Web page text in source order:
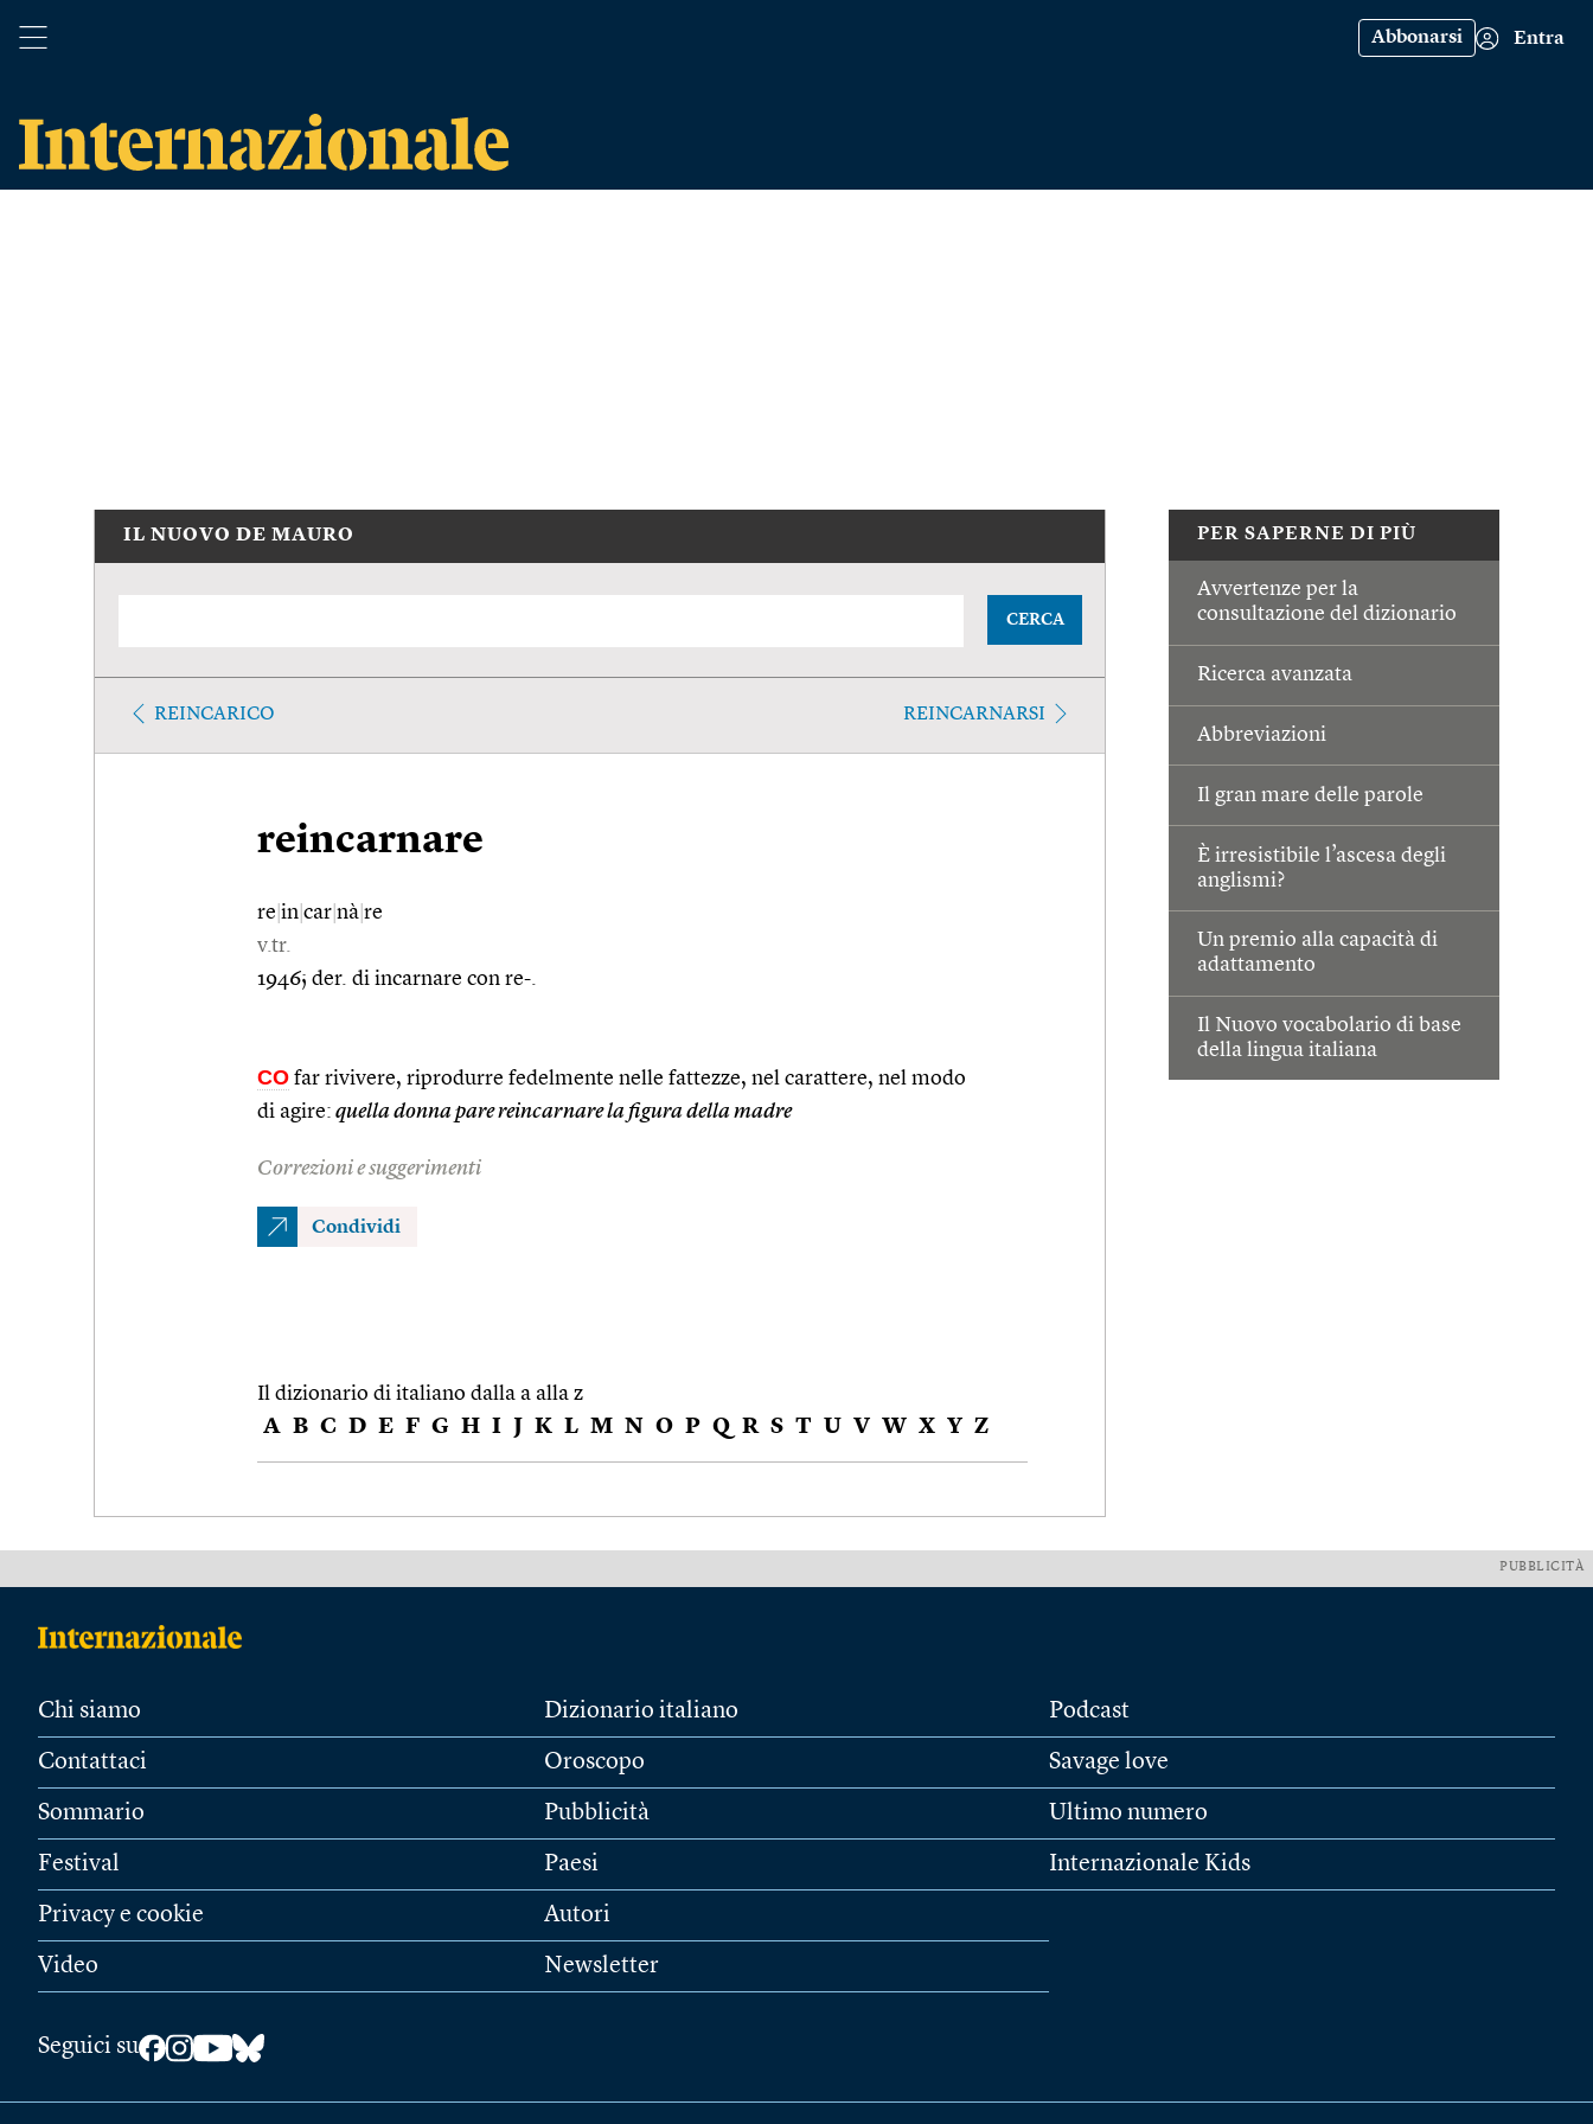
Abbonarsi Entra
PER SAPERNE DI PIÙ
Avvertenze per la
consultazione del dizionario
Ricerca avanzata
Abbreviazioni
Il gran mare delle parole
È irresistibile l’ascesa degli
anglismi?
Un premio alla capacità di
adattamento
Il Nuovo vocabolario di base
della lingua italiana
IL NUOVO DE MAURO
CERCA
REINCARICO REINCARNARSI
reincarnare
re in car nà re
v.tr.
1946; der. di incarnare con re-.
CO far rivivere, riprodurre fedelmente nelle fattezze, nel carattere, nel modo
di agire: quella donna pare reincarnare la figura della madre
Correzioni e suggerimenti
Condividi
Il dizionario di italiano dalla a alla z
A B C D E F G H I J K L M N O P Q R S T U V W X Y Z
PUBBLICITÀ
Chi siamo
Contattaci
Sommario
Festival
Privacy e cookie
Video
Dizionario italiano
Oroscopo
Pubblicità
Paesi
Autori
Newsletter
Podcast
Savage love
Ultimo numero
Internazionale Kids
Seguici su